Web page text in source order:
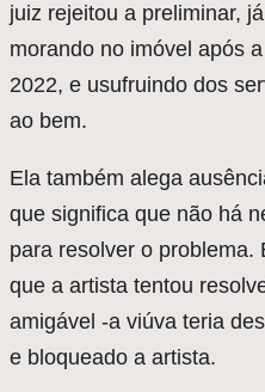
juiz rejeitou a preliminar,
morando no imóvel após
2022, e usufruindo dos
ao bem.
Ela também alega
que significa que não há
para resolver o problema.
que a artista tentou
amigável -a viúva teria
e bloqueado a artista.